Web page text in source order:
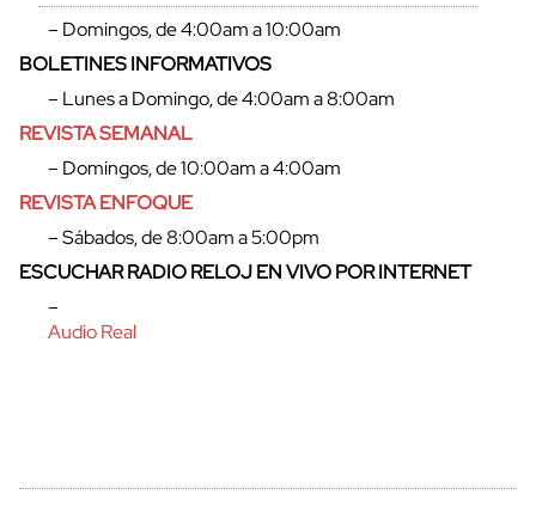
cerrar
– Domingos, de 4:00am a 10:00am
BOLETINES INFORMATIVOS
– Lunes a Domingo, de 4:00am a 8:00am
REVISTA SEMANAL
– Domingos, de 10:00am a 4:00am
REVISTA ENFOQUE
– Sábados, de 8:00am a 5:00pm
ESCUCHAR RADIO RELOJ EN VIVO POR INTERNET
–
Audio Real